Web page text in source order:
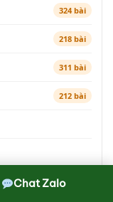
324 bài
218 bài
311 bài
212 bài
Chat Zalo